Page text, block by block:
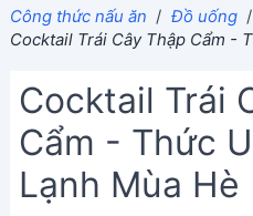
Công thức nấu ăn / Đồ uống /
Cocktail Trái Cây Thập Cẩm -
Cocktail Trái
Cẩm - Thức
Lạnh Mùa Hè